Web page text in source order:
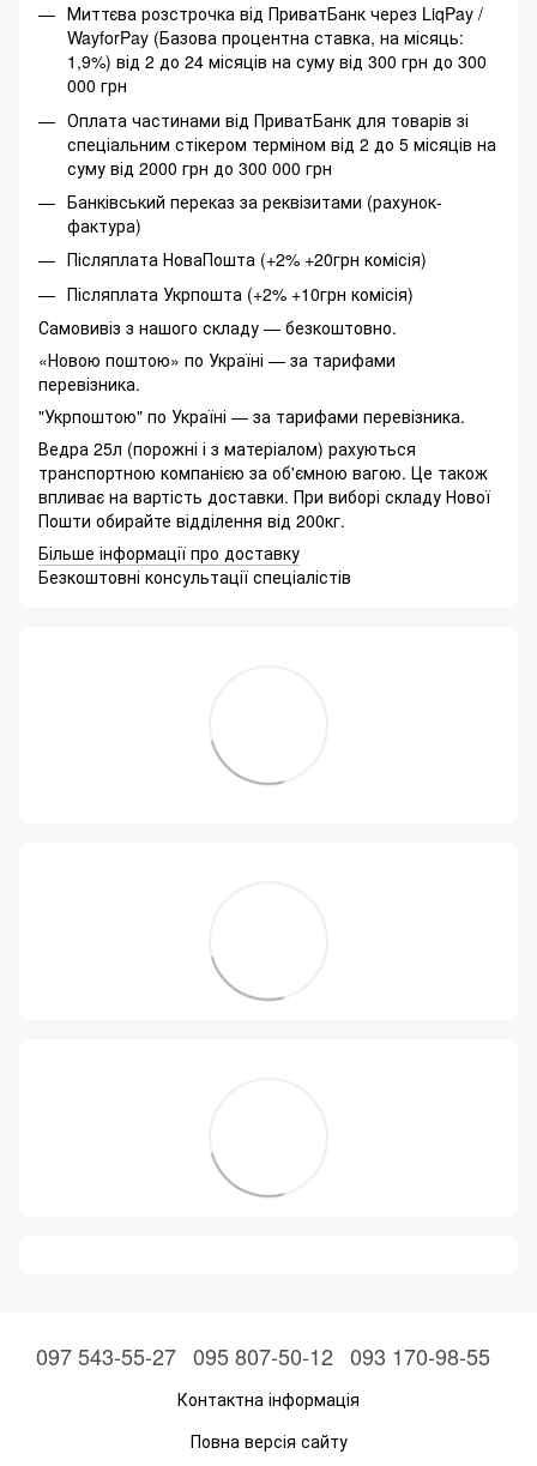
Миттєва розстрочка від ПриватБанк через LiqPay /
WayforPay (Базова процентна ставка, на місяць:
1,9%) від 2 до 24 місяців на суму від 300 грн до 300
000 грн
Оплата частинами від ПриватБанк для товарів зі
спеціальним стікером терміном від 2 до 5 місяців на
суму від 2000 грн до 300 000 грн
Банківський переказ за реквізитами (рахунок-
фактура)
Післяплата НоваПошта (+2% +20грн комісія)
Післяплата Укрпошта (+2% +10грн комісія)
Самовивіз з нашого складу — безкоштовно.
«Новою поштою» по Україні — за тарифами
перевізника.
"Укрпоштою" по Україні — за тарифами перевізника.
Ведра 25л (порожні і з матеріалом) рахуються
транспортною компанією за об'ємною вагою. Це також
впливає на вартість доставки. При виборі складу Нової
Пошти обирайте відділення від 200кг.
Більше інформації про доставку
Безкоштовні консультації спеціалістів
097 543-55-27 095 807-50-12 093 170-98-55
Контактна інформація
Повна версія сайту